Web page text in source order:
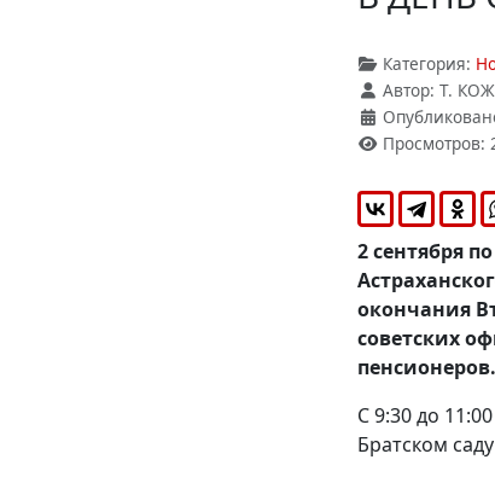
Категория:
Автор: Т.
Просмотров:
2 сентября
окончания
советских
пенсионеров.
С 9:30 до
Братском